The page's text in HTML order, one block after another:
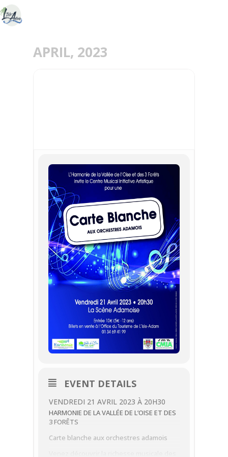
APRIL, 2023
EVENT DETAILS
VENDREDI 21 AVRIL 2023 À 20H30
HARMONIE DE LA VALLÉE DE L’OISE ET DES
3 FORÊTS
Carte blanche aux orchestres adamois